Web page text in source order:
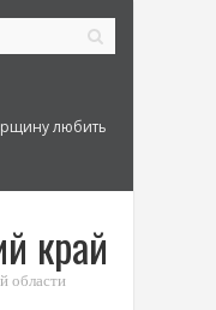
любить
край
области